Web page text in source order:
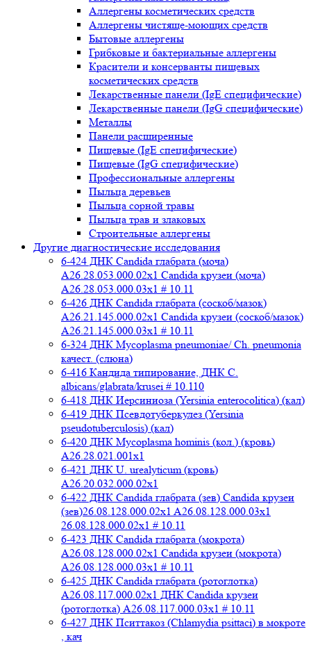
Аллергены косметических средств
Аллергены чистяще-моющих средств
Бытовые аллергены
Грибковые и бактериальные аллергены
Красители и консерванты пищевых
косметических средств
Лекарственные панели (IgE специфические)
Лекарственные панели (IgG специфические)
Металлы
Панели расширенные
Пищевые (IgE специфические)
Пищевые (IgG специфические)
Профессиональные аллергены
Пыльца деревьев
Пыльца сорной травы
Пыльца трав и злаковых
Строительные аллергены
Другие диагностические исследования
6-424 ДНК Candida глабрата (моча)
A26.28.053.000.02x1 Candida крузеи (моча)
A26.28.053.000.03x1 # 10.11
6-426 ДНК Candida глабрата (соскоб/мазок)
A26.21.145.000.02x1 Candida крузеи (соскоб/мазок)
A26.21.145.000.03x1 # 10.11
6-324 ДНК Mycoplasma pneumoniae/ Ch. pneumonia
качест. (слюна)
6-416 Кандида типирование, ДНК C.
albicans/glabrata/krusei # 10.110
6-418 ДНК Иерсиниоза (Yersinia enterocolitica) (кал)
6-419 ДНК Псевдотуберкулез (Yersinia
pseudotuberculosis) (кал)
6-420 ДНК Mycoplasma hominis (кол.) (кровь)
A26.28.021.001x1
6-421 ДНК U. urealyticum (кровь)
A26.20.032.000.02х1
6-422 ДНК Candida глабрата (зев) Candida крузеи
(зев)26.08.128.000.02x1 A26.08.128.000.03x1
26.08.128.000.02x1 # 10.11
6-423 ДНК Candida глабрата (мокрота)
A26.08.128.000.02x1 Candida крузеи (мокрота)
A26.08.128.000.03x1 # 10.11
6-425 ДНК Candida глабрата (ротоглотка)
A26.08.117.000.02x1 ДНК Candida крузеи
(ротоглотка) A26.08.117.000.03x1 # 10.11
6-427 ДНК Пситтакоз (Chlamydia psittaci) в мокроте
, кач